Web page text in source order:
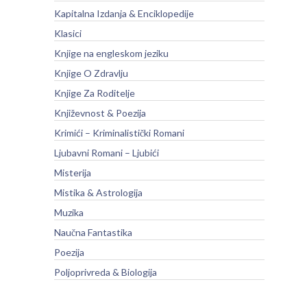
Kapitalna Izdanja & Enciklopedije
Klasici
Knjige na engleskom jeziku
Knjige O Zdravlju
Knjige Za Roditelje
Književnost & Poezija
Krimići – Kriminalistički Romani
Ljubavni Romani – Ljubići
Misterija
Mistika & Astrologija
Muzika
Naučna Fantastika
Poezija
Poljoprivreda & Biologija